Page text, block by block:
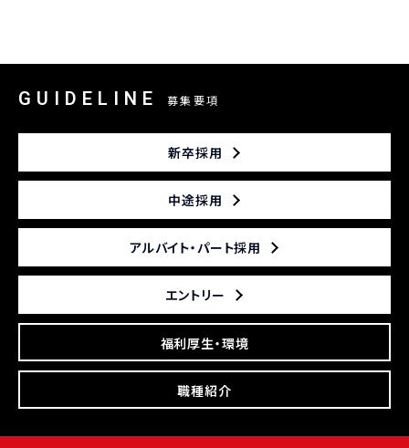
GUIDELINE 募集要項
新卒採用
中途採用
アルバイト・パート採用
エントリー
福利厚生・環境
職種紹介